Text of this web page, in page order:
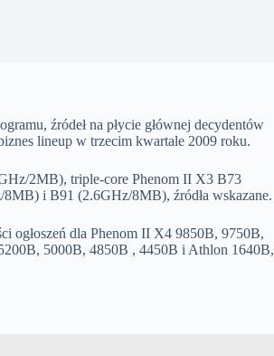
źródeł na płycie głównej decydentów
lineup w trzecim kwartale 2009 roku.
2MB), triple-core Phenom II X3 B73
i B91 (2.6GHz/8MB), źródła wskazane.
ogłoszeń dla Phenom II X4 9850B, 9750B,
5000B, 4850B , 4450B i Athlon 1640B,